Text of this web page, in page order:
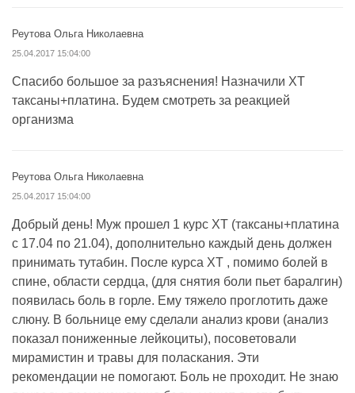
Реутова Ольга Николаевна
25.04.2017 15:04:00
Спасибо большое за разъяснения! Назначили ХТ
таксаны+платина. Будем смотреть за реакцией
организма
Реутова Ольга Николаевна
25.04.2017 15:04:00
Добрый день! Муж прошел 1 курс ХТ (таксаны+платина
с 17.04 по 21.04), дополнительно каждый день должен
принимать тутабин. После курса ХТ , помимо болей в
спине, области сердца, (для снятия боли пьет баралгин)
появилась боль в горле. Ему тяжело проглотить даже
слюну. В больнице ему сделали анализ крови (анализ
показал пониженные лейкоциты), посоветовали
мирамистин и травы для поласкания. Эти
рекомендации не помогают. Боль не проходит. Не знаю